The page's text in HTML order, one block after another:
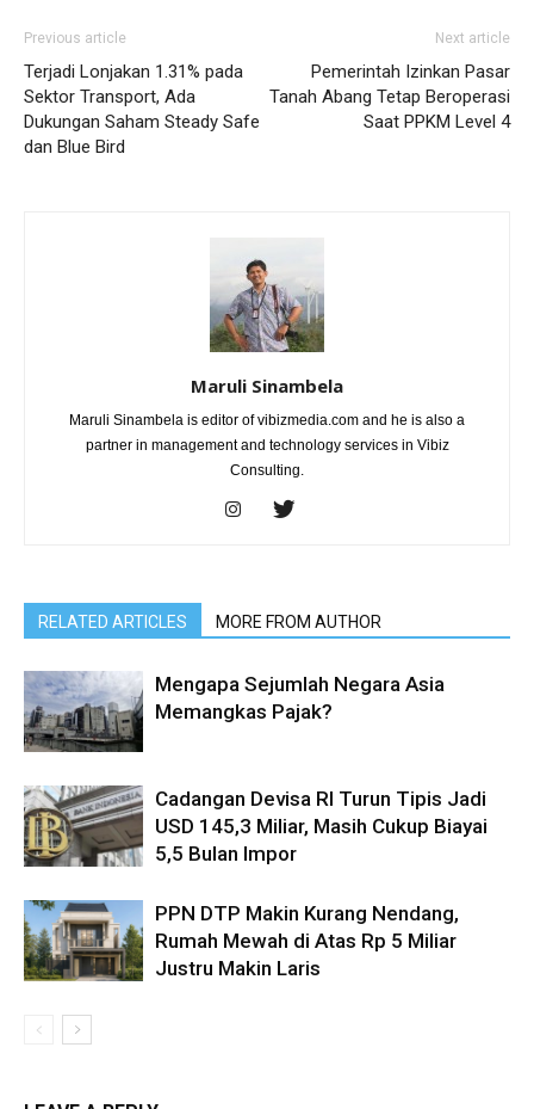
Previous article
Terjadi Lonjakan 1.31% pada
Sektor Transport, Ada
Dukungan Saham Steady Safe
dan Blue Bird
Next article
Pemerintah Izinkan Pasar
Tanah Abang Tetap Beroperasi
Saat PPKM Level 4
Maruli Sinambela
Maruli Sinambela is editor of vibizmedia.com and he is also a
partner in management and technology services in Vibiz
Consulting.
RELATED ARTICLES MORE FROM AUTHOR
Mengapa Sejumlah Negara Asia
Memangkas Pajak?
Cadangan Devisa RI Turun Tipis Jadi
USD 145,3 Miliar, Masih Cukup Biayai
5,5 Bulan Impor
PPN DTP Makin Kurang Nendang,
Rumah Mewah di Atas Rp 5 Miliar
Justru Makin Laris